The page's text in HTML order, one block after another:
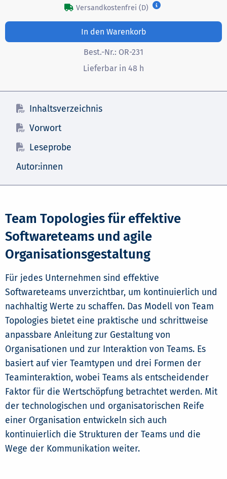
Versandkostenfrei (D)
In den Warenkorb
Best.-Nr.: OR-231
Lieferbar in 48 h
Inhaltsverzeichnis
Vorwort
Leseprobe
Autor:innen
Team Topologies für effektive
Softwareteams und agile
Organisationsgestaltung
Für jedes Unternehmen sind effektive
Softwareteams unverzichtbar, um kontinuierlich und
nachhaltig Werte zu schaffen. Das Modell von Team
Topologies bietet eine praktische und schrittweise
anpassbare Anleitung zur Gestaltung von
Organisationen und zur Interaktion von Teams. Es
basiert auf vier Teamtypen und drei Formen der
Teaminteraktion, wobei Teams als entscheidender
Faktor für die Wertschöpfung betrachtet werden. Mit
der technologischen und organisatorischen Reife
einer Organisation entwickeln sich auch
kontinuierlich die Strukturen der Teams und die
Wege der Kommunikation weiter.